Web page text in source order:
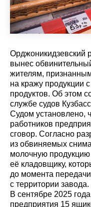
Орджоникидзевский
вынес
жителям,
на кражу продукции
продуктов. Об этом
службе судов
Судом установлено,
работников
сговор. Согласно
из обвиняемых
молочную
её кладовщику,
до момента
с территории завода.
В сентябре 2025
предприятия 15